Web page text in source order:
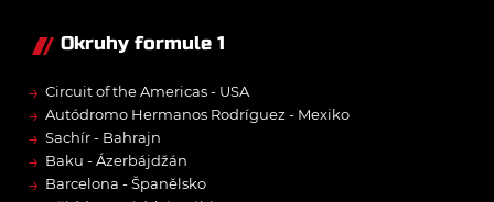
Okruhy formule 1
→ Circuit of the Americas - USA
→ Autódromo Hermanos Rodríguez - Mexiko
→ Sachír - Bahrajn
→ Baku - Ázerbájdžán
→ Barcelona - Španělsko